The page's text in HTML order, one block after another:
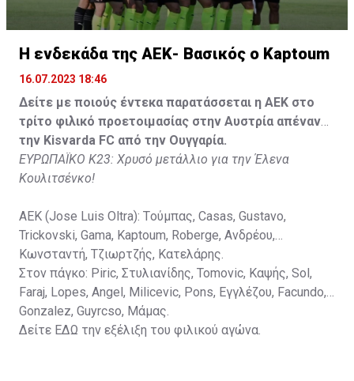
Κisvarda FC (Milos Kruscic): Kovacs, Navratil, Raul, Szor,
Lippai, Alic, Kormendi, Makowski, Czekus, Ilievski,
Spasic.
Στον πάγκο: Petkovic, Cipetic, Kovasic, Jovicic, Szeles,
Vida, Otvos, Lucas, Camas, Mesanovic.
H ενδεκάδα της ΑΕΚ- Βασικός ο Kaptoum
16.07.2023 18:46
Δείτε με ποιούς έντεκα παρατάσσεται η ΑΕΚ στο
τρίτο φιλικό προετοιμασίας στην Αυστρία απέναντι
την Kisvarda FC από την Ουγγαρία.
ΕΥΡΩΠΑΪΚΟ Κ23: Χρυσό μετάλλιο για την Έλενα
Κουλιτσένκο!
ΑΕΚ (Jose Luis Oltra): Tούμπας, Casas, Gustavo,
Trickovski, Gama, Κaptoum, Roberge, Aνδρέου,
Κωνσταντή, Τζιωρτζής, Κατελάρης.
Στον πάγκο: Piric, Στυλιανίδης, Tomovic, Καψής, Sol,
Faraj, Lopes, Angel, Milicevic, Pons, Εγγλέζου, Facundo,
Gonzalez, Guyrcso, Μάμας.
Δείτε ΕΔΩ την εξέλιξη του φιλικού αγώνα.